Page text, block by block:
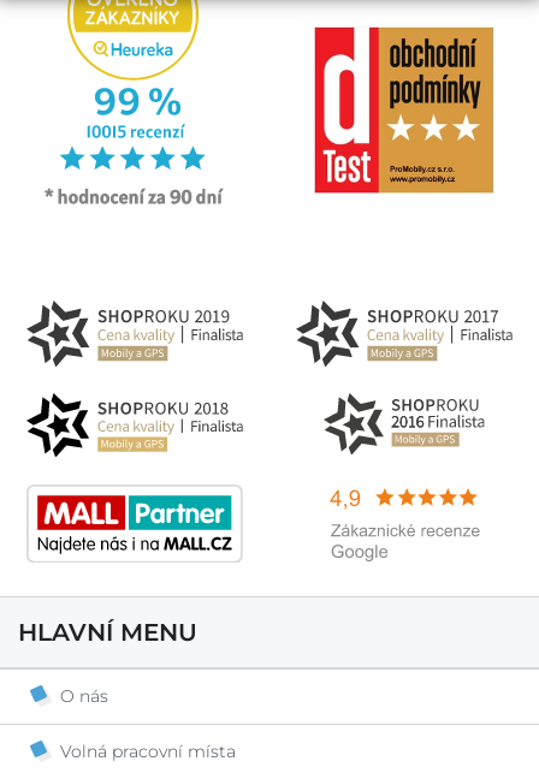
HLAVNÍ MENU
O nás
Volná pracovní místa